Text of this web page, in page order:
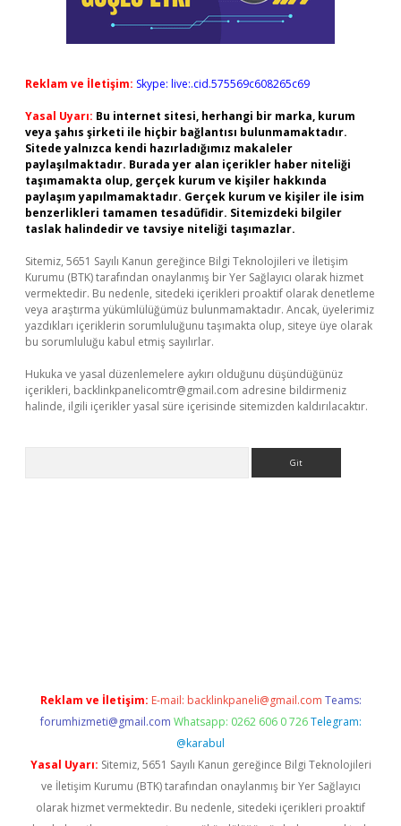
Reklam ve İletişim: Skype: live:.cid.575569c608265c69
Yasal Uyarı: Bu internet sitesi, herhangi bir marka, kurum
veya şahıs şirketi ile hiçbir bağlantısı bulunmamaktadır.
Sitede yalnızca kendi hazırladığımız makaleler
paylaşılmaktadır. Burada yer alan içerikler haber niteliği
taşımamakta olup, gerçek kurum ve kişiler hakkında
paylaşım yapılmamaktadır. Gerçek kurum ve kişiler ile isim
benzerlikleri tamamen tesadüfidir. Sitemizdeki bilgiler
taslak halindedir ve tavsiye niteliği taşımazlar.
Sitemiz, 5651 Sayılı Kanun gereğince Bilgi Teknolojileri ve İletişim
Kurumu (BTK) tarafından onaylanmış bir Yer Sağlayıcı olarak hizmet
vermektedir. Bu nedenle, sitedeki içerikleri proaktif olarak denetleme
veya araştırma yükümlülüğümüz bulunmamaktadır. Ancak, üyelerimiz
yazdıkları içeriklerin sorumluluğunu taşımakta olup, siteye üye olarak
bu sorumluluğu kabul etmiş sayılırlar.
Hukuka ve yasal düzenlemelere aykırı olduğunu düşündüğünüz
içerikleri, backlinkpanelicomtr@gmail.com adresine bildirmeniz
halinde, ilgili içerikler yasal süre içerisinde sitemizden kaldırılacaktır.
Reklam ve İletişim: E-mail: backlinkpaneli@gmail.com Teams:
forumhizmeti@gmail.com Whatsapp: 0262 606 0 726 Telegram:
@karabul
Yasal Uyarı: Sitemiz, 5651 Sayılı Kanun gereğince Bilgi Teknolojileri
ve İletişim Kurumu (BTK) tarafından onaylanmış bir Yer Sağlayıcı
olarak hizmet vermektedir. Bu nedenle, sitedeki içerikleri proaktif